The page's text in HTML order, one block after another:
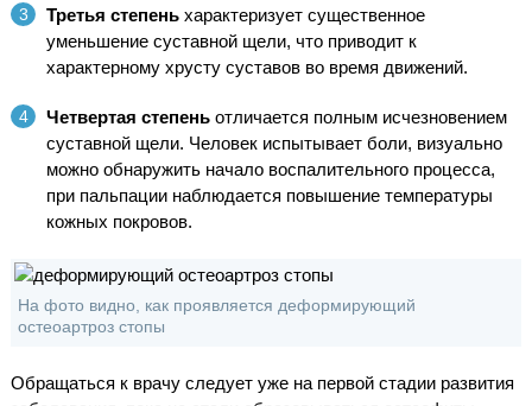
Третья степеньхарактеризует существенное
уменьшение суставной щели, что приводит к
характерному хрусту суставов во время движений.
Четвертая степеньотличается полным исчезновением
суставной щели. Человек испытывает боли, визуально
можно обнаружить начало воспалительного процесса,
при пальпации наблюдается повышение температуры
кожных покровов.
На фото видно, как проявляется деформирующий
остеоартроз стопы
Обращаться к врачу следует уже на первой стадии развития